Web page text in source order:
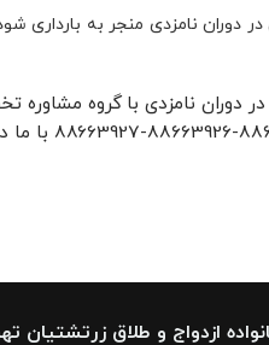
نامزدی منجر به بارداری
نامزدی با گروه
ارتباط باشید.
ازدواج و طلاق زرتشتیان